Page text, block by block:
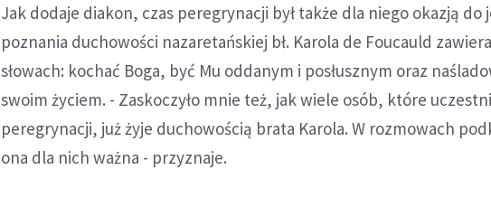
Jak dodaje diakon, czas peregrynacji był także dla niego okazją do
poznania duchowości nazaretańskiej bł. Karola de Foucauld
słowach: kochać Boga, być Mu oddanym i posłusznym oraz
swoim życiem. - Zaskoczyło mnie też, jak wiele osób, które
peregrynacji, już żyje duchowością brata Karola. W rozmowach
ona dla nich ważna - przyznaje.